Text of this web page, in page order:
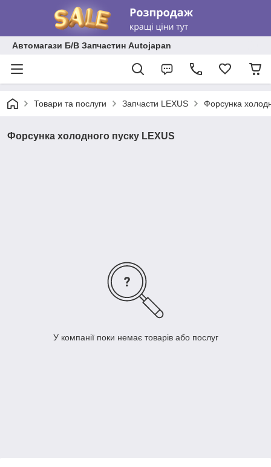
Автомагази Б/В Запчастин Autojapan
Товари та послуги Запчасти LEXUS Форсунка
Форсунка холодного пуску LEXUS
У компанії поки немає товарів або послуг